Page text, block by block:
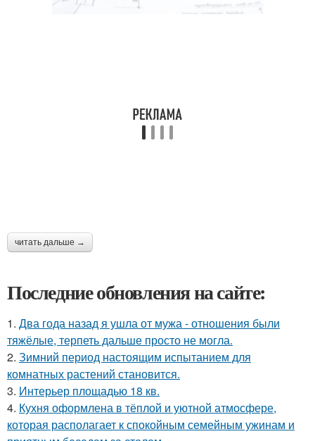
читать дальше →
Последние обновления на сайте:
1. Два года назад я ушла от мужа - отношения были
тяжёлые, терпеть дальше просто не могла.
2. Зимний период настоящим испытанием для
комнатных растений становится.
3. Интерьер площадью 18 кв.
4. Кухня оформлена в тёплой и уютной атмосфере,
которая располагает к спокойным семейным ужинам и